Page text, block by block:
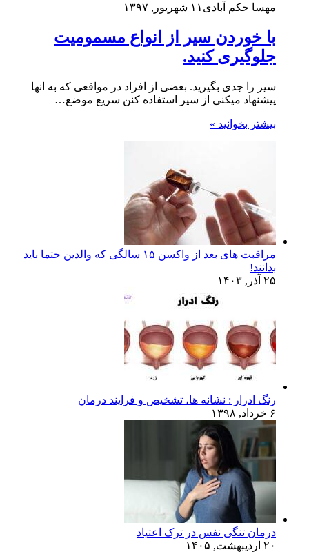
مهسا حکم آبادی ۱۱ شهریور, ۱۳۹۷
با خوردن سیر از انواع مسمومیت
جلوگیری کنید.
سیر را جدی بگیرید. بعضی از افراد در مواقعی که به انها
پیشنهاد میکنی از سیر استفاده کنن سریع موضع…
بیشتر بخوانید »
مراقبت های بعد از واکسن ۱۵ سالگی که والدین حتما باید
بدانند!
۲۵ آذر, ۱۴۰۳
رنگ ادرار : نشانه ها، تشخیص و فرایند درمان
۶ خرداد, ۱۳۹۸
درمان تنگی نفس در ترک اعتیاد
۲۰ اردیبهشت, ۱۴۰۵